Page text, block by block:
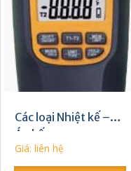
Các loại Nhiệt kế –
Áp kế
Giá: liên hệ